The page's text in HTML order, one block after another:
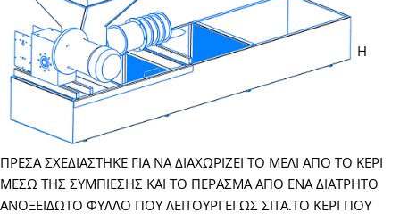
Η
ΠΡΕΣΑ ΣΧΕΔΙΑΣΤΗΚΕ ΓΙΑ ΝΑ ΔΙΑΧΩΡΙΖΕΙ ΤΟ ΜΕΛΙ ΑΠΟ ΤΟ ΚΕΡΙ
ΜΕΣΩ ΤΗΣ ΣΥΜΠΙΕΣΗΣ ΚΑΙ ΤΟ ΠΕΡΑΣΜΑ ΑΠΟ ΕΝΑ ΔΙΑΤΡΗΤΟ
ΑΝΟΞΕΙΔΩΤΟ ΦΥΛΛΟ ΠΟΥ ΛΕΙΤΟΥΡΓΕΙ ΩΣ ΣΙΤΑ.ΤΟ ΚΕΡΙ ΠΟΥ